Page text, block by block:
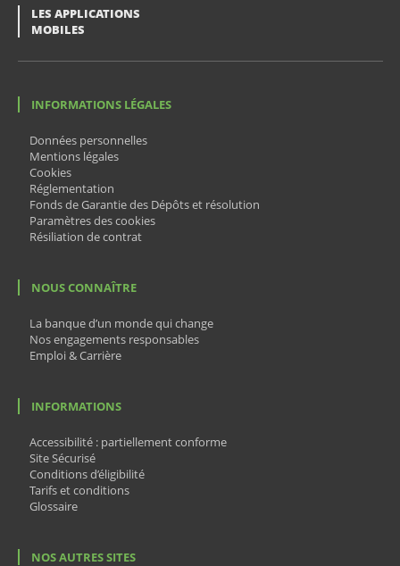
LES APPLICATIONS
MOBILES
INFORMATIONS LÉGALES
Données personnelles
Mentions légales
Cookies
Réglementation
Fonds de Garantie des Dépôts et résolution
Paramètres des cookies
Résiliation de contrat
NOUS CONNAÎTRE
La banque d’un monde qui change
Nos engagements responsables
Emploi & Carrière
INFORMATIONS
Accessibilité : partiellement conforme
Site Sécurisé
Conditions d’éligibilité
Tarifs et conditions
Glossaire
NOS AUTRES SITES